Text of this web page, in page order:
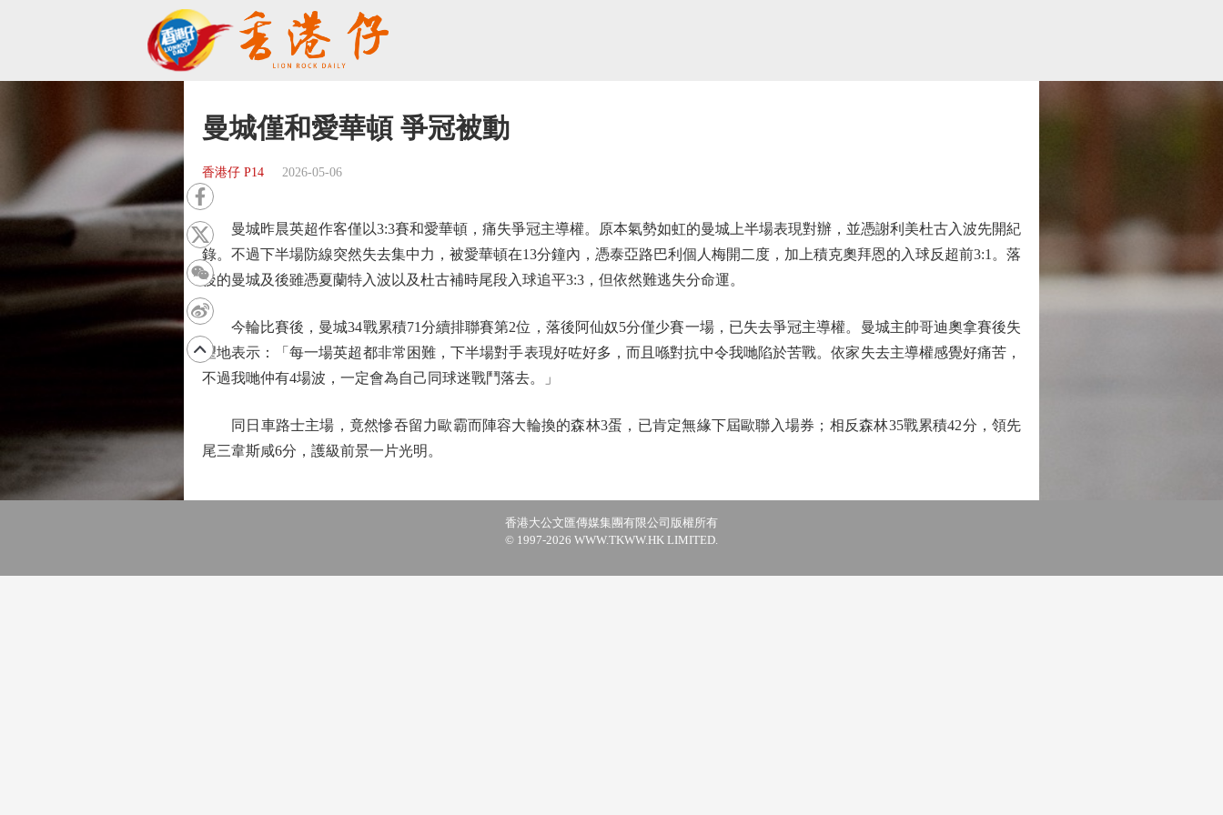
曼城僅和愛華頓 爭冠被動
香港仔 P14 2026-05-06
曼城昨晨英超作客僅以3:3賽和愛華頓，痛失爭冠主導權。原本氣勢如虹的曼城上半場表現對辦，並憑謝利美杜古入波先開紀
錄。不過下半場防線突然失去集中力，被愛華頓在13分鐘內，憑泰亞路巴利個人梅開二度，加上積克奧拜恩的入球反超前3:1。落
後的曼城及後雖憑夏蘭特入波以及杜古補時尾段入球追平3:3，但依然難逃失分命運。
今輪比賽後，曼城34戰累積71分續排聯賽第2位，落後阿仙奴5分僅少賽一場，已失去爭冠主導權。曼城主帥哥迪奧拿賽後失
望地表示：「每一場英超都非常困難，下半場對手表現好咗好多，而且喺對抗中令我哋陷於苦戰。依家失去主導權感覺好痛苦，
不過我哋仲有4場波，一定會為自己同球迷戰鬥落去。」
同日車路士主場，竟然慘吞留力歐霸而陣容大輪換的森林3蛋，已肯定無緣下屆歐聯入場券；相反森林35戰累積42分，領先
尾三韋斯咸6分，護級前景一片光明。
香港大公文匯傳媒集團有限公司版權所有
© 1997-2026 WWW.TKWW.HK LIMITED.